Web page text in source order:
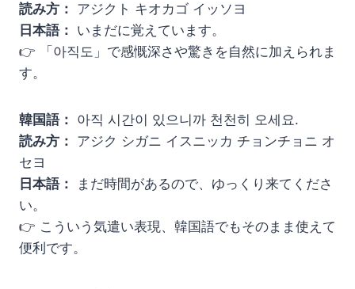
読み方： アジクト キオカゴ イッソヨ
日本語： いまだに覚えています。
👉 「아직도」で感慨深さや驚きを自然に加えられま
す。
韓国語： 아직 시간이 있으니까 천천히 오세요.
読み方： アジク シガニ イスニッカ チョンチョニ オ
セヨ
日本語：
まだ時間があるので、ゆっくり来てくださ
い。
👉 こういう気遣い表現、韓国語でもそのまま使えて
便利です。